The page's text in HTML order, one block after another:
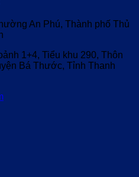
An Phú, Thành phố Thủ
1+4, Tiểu khu 290, Thôn
Bá Thước, Tỉnh Thanh